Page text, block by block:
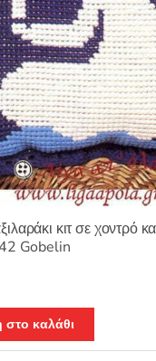
κιτ σε χοντρό
Gobelin
καλάθι